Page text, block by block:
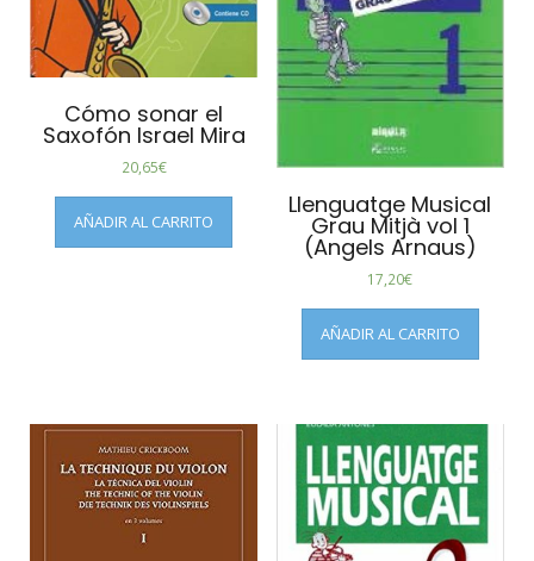
Cómo sonar el
Saxofón Israel Mira
20,65€
AÑADIR AL CARRITO
Llenguatge Musical
Grau Mitjà vol 1
(Angels Arnaus)
17,20€
AÑADIR AL CARRITO